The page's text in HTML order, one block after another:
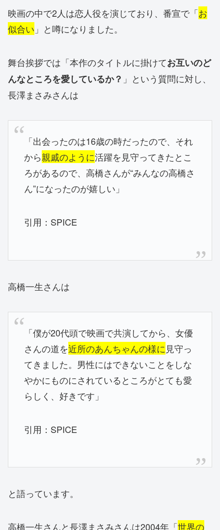
映画の中で2人は恋人役を演じており、番宣で「お
似合い 」と噂になりました。
舞台挨拶では「本作のタイトルに掛けてお互いのど
んなところを愛しているか？ 」という質問に対し、
長澤まさみさんは
「出会ったのは16歳の時だったので、それ
から親戚のように活躍を見守ってきたとこ
ろがあるので、高橋さんが“みんなの高橋さ
ん”になったのが嬉しい」
引用：SPICE
高橋一生さんは
「僕が20代頭で映画で共演してから、女優
さんの道を近所のあんちゃんの様に見守っ
てきました。男性にはできないことをしな
やかにものにされているところがとても愛
らしく、好きです」
引用：SPICE
と語っています。
高橋一生さんと長澤まさみさんは2004年「世界の